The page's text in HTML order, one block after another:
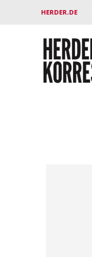
HERDER.DE